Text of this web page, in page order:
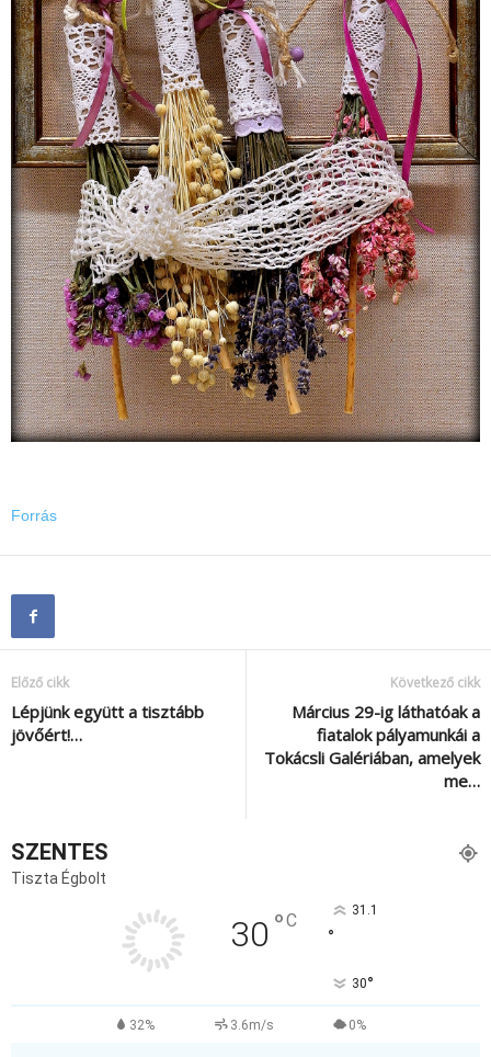
Forrás
Előző cikk
Lépjünk együtt a tisztább
jövőért!…
Következő cikk
Március 29-ig láthatóak a
fiatalok pályamunkái a
Tokácsli Galériában, amelyek
me…
SZENTES
Tiszta Égbolt
30 °C 31.1
°
30°
32% 3.6m/s 0%